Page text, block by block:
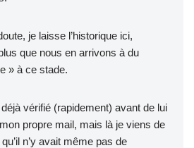
je laisse l’historique ici,
que nous en arrivons à du
» à ce stade.
déjà vérifié (rapidement) avant de lui
propre mail, mais là je viens de
n’y avait même pas de